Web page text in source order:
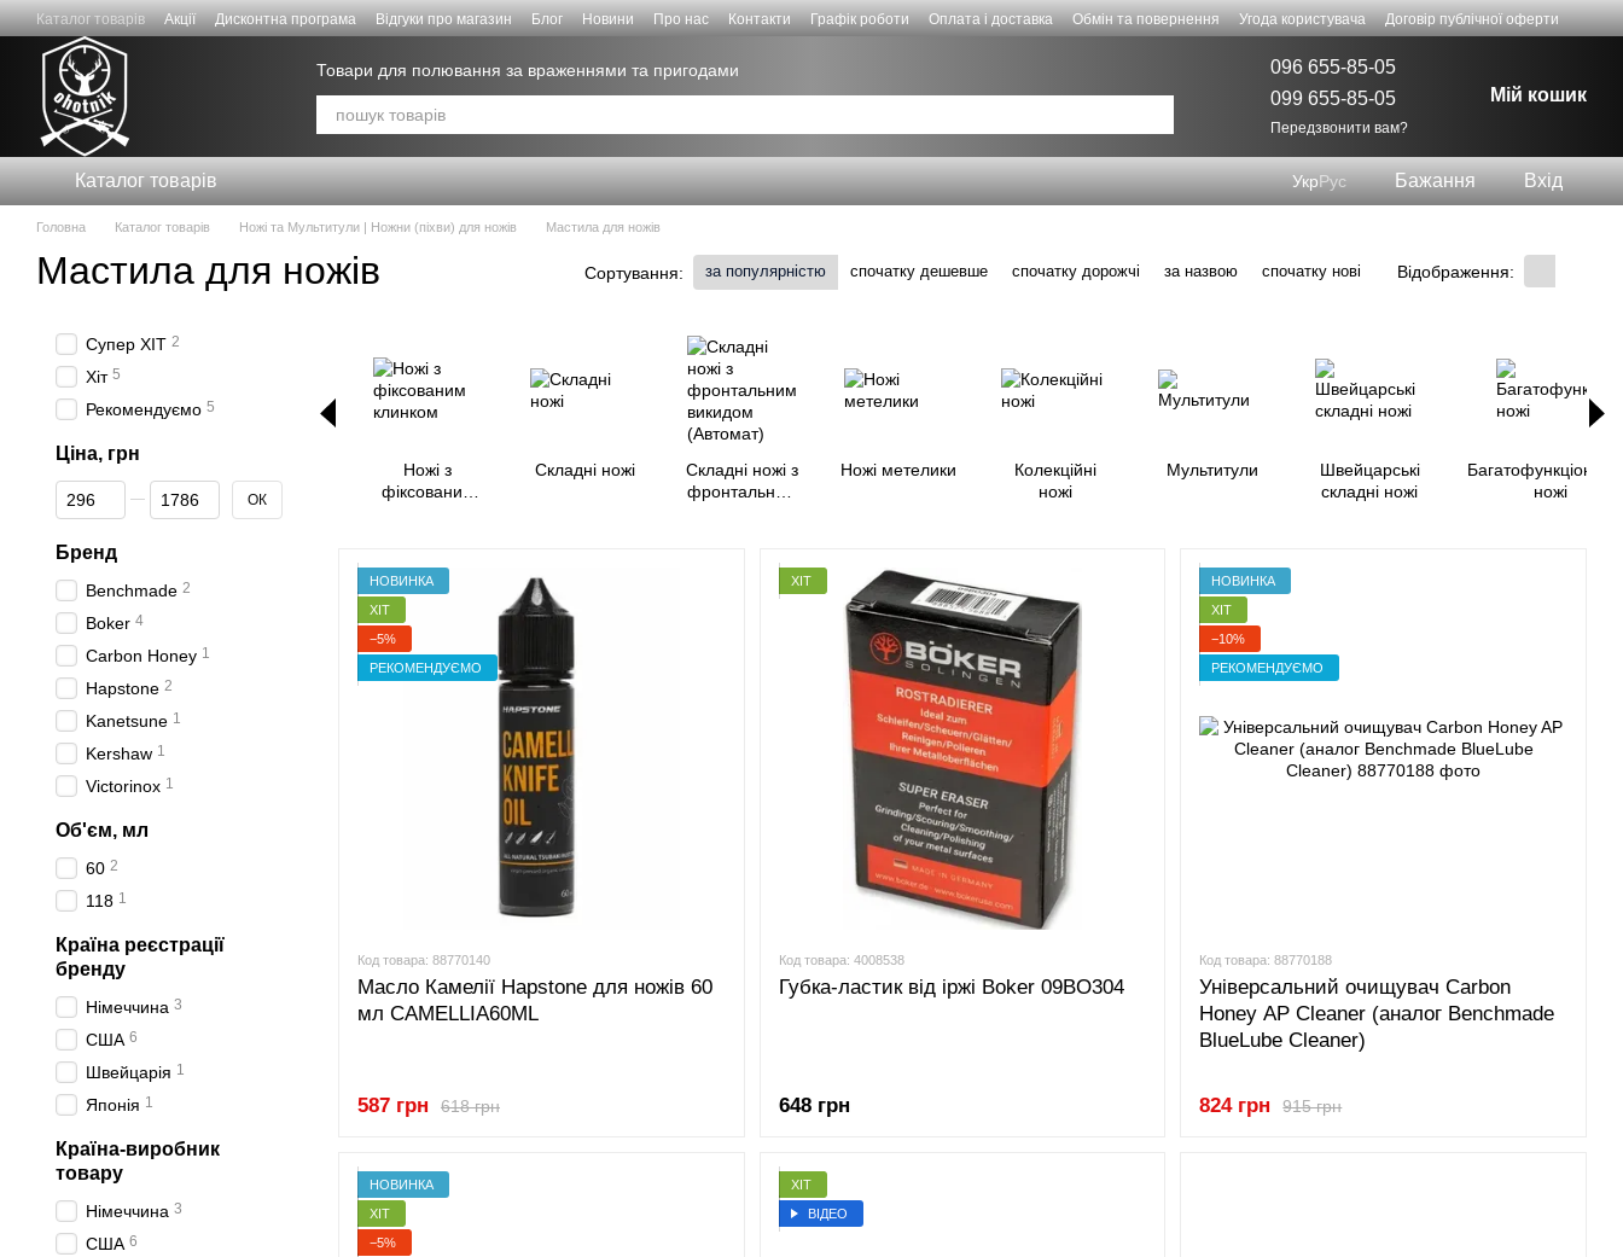
Перейти к основному контенту
Каталог товарів Акції Дисконтна програма Відгуки про магазин Блог Новини Про нас Контакти Графік роботи Оплата і доставка Обмін та повернення Угода користувача
Договір публічної оферти
Знижки для СИЛ ОБОРОНИ
Товари для полювання за враженнями та пригодами
096 655-85-05
099 655-85-05
Передзвонити вам?
Мій кошик
Каталог товарів УкрРус Бажання Вхід
Головна Каталог товарів Ножі та Мультитули | Ножни (піхви) для ножів Мастила для ножів
Мастила для ножів Сортування: за популярністю спочатку дешевше спочатку дорожчі за назвою спочатку нові Відображення:
Ножі з
фіксованим
Складні ножі
Складні ножі з
фронтальним
Ножі метелики
Колекційні
ножі
Мультитули
Швейцарські
складні ножі
ножі
НОВИНКА
ХІТ
−5%
РЕКОМЕНДУЄМО
Код товара: 88770140
Масло Камелії Hapstone для ножів 60
мл CAMELLIA60ML
618 грн
587 грн
ХІТ
Код товара: 4008538
Губка-ластик від іржі Boker 09BO304
648 грн
НОВИНКА
ХІТ
−10%
РЕКОМЕНДУЄМО
Код товара: 88770188
Універсальний очищувач Carbon
Honey AP Cleaner (аналог Benchmade
BlueLube Cleaner)
915 грн
824 грн
НОВИНКА
ХІТ
−5%
ХІТ
ВІДЕО
Супер ХІТ 2
Хіт 5
Рекомендуємо 5
Ціна, грн
От Ціна, грн
До Ціна, грн ОК
Бренд
Benchmade 2
Boker 4
Carbon Honey 1
Hapstone 2
Kanetsune 1
Kershaw 1
Victorinox 1
Об'єм, мл
60 2
118 1
Країна реєстрації
бренду
Німеччина 3
США 6
Швейцарія 1
Японія 1
Країна-виробник
товару
Німеччина 3
США 6